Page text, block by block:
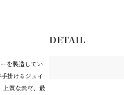
を製造してい
掛けるジェイ
上質な素材、最
DETAIL